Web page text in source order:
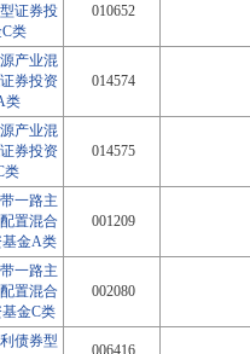
证券投
类
010652
产业混
券投资
类
014574
产业混
券投资
类
014575
一路主
置混合
金A类
001209
一路主
置混合
金C类
002080
债券型
006416